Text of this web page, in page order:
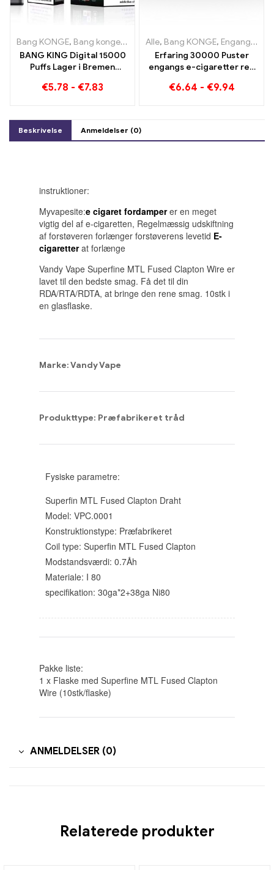
Bang KONGE, Bang konge 15000 Pust ,Engangs e-cigaret med
BANG KING Digital 15000
Puffs Lager i Bremen
€5.78 - €7.83
Alle, Bang KONGE, Engangs e-cigaretter Litauen
Erfaring 30000 Puster
engangs e-cigaretter ren
møder Strawberry Banana
€6.64 - €9.94
Beskrivelse Anmeldelser (0)
instruktioner:
Myvapesite:e cigaret fordamperer en meget
vigtig del af e-cigaretten, Regelmæssig udskiftning
af forstøveren forlænger forstøverens levetid E-
cigaretterat forlænge
Vandy Vape Superfine MTL Fused Clapton Wire er
lavet til den bedste smag. Få det til din
RDA/RTA/RDTA, at bringe den rene smag. 10stk i
en glasflaske.
Marke: Vandy Vape
Produkttype: Præfabrikeret tråd
Fysiske parametre:
Superfin MTL Fused Clapton Draht
Model: VPC.0001
Konstruktionstype: Præfabrikeret
Coil type: Superfin MTL Fused Clapton
Modstandsværdi: 0.7Åh
Materiale: I 80
specifikation: 30ga*2+38ga Ni80
Pakke liste:
1 x Flaske med Superfine MTL Fused Clapton
Wire (10stk/flaske)
ANMELDELSER (0)
Relaterede produkter